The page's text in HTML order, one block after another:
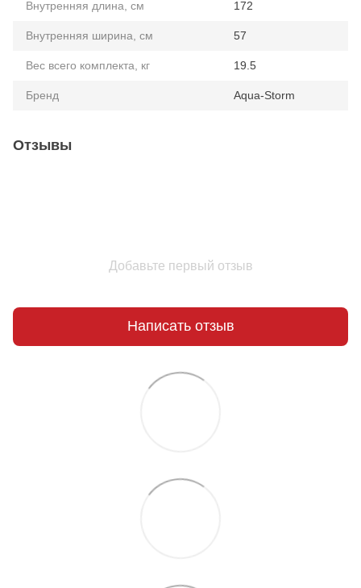
Внутренняя длина, см 172
Внутренняя ширина, см 57
Вес всего комплекта, кг 19.5
Бренд Aqua-Storm
Отзывы
Добавьте первый отзыв
Написать отзыв